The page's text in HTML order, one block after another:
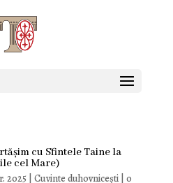
cu Sfintele Taine la
cel Mare)
2025| Cuvinte duhovnicești| 0